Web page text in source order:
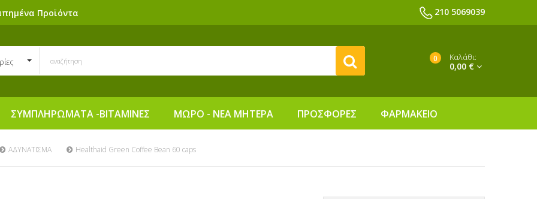
Προϊόντα 210 5069039
0 Καλάθι:
0,00 €
ΣΥΜΠΛΗΡΩΜΑΤΑ -ΒΙΤΑΜΙΝΕΣ ΜΩΡΟ - ΝΕΑ ΜΗΤΕΡΑ ΠΡΟΣΦΟΡΕΣ ΦΑΡΜΑΚΕΙΟ
ΑΔΥΝΑΤΙΣΜΑ Healthaid Green Coffee Bean 60 caps